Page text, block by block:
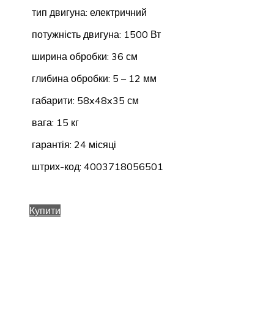
тип двигуна: електричний
потужність двигуна: 1500 Вт
ширина обробки: 36 см
глибина обробки: 5 – 12 мм
габарити: 58x48x35 см
вага: 15 кг
гарантія: 24 місяці
штрих-код: 4003718056501
Купити